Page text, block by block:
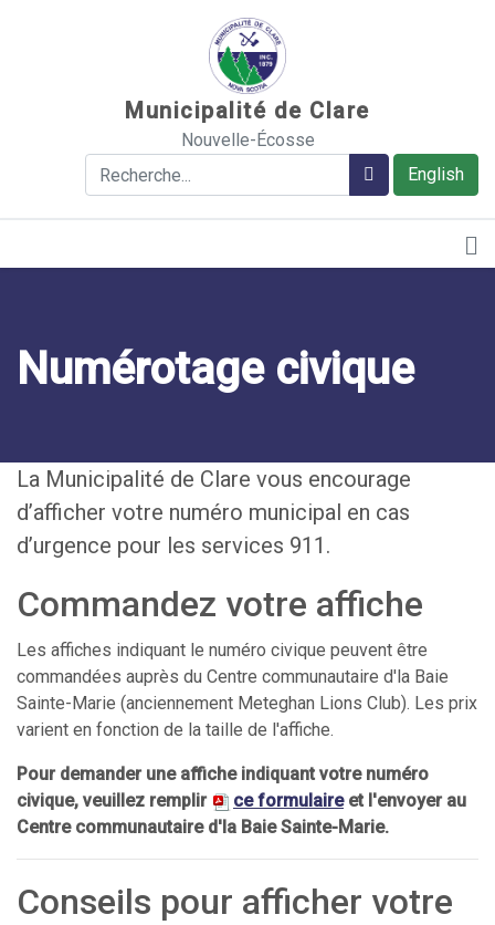
Municipalité de Clare
Nouvelle-Écosse
English
Rechercher Rechercher
Numérotage civique
La Municipalité de Clare vous encourage
d’afficher votre numéro municipal en cas
d’urgence pour les services 911.
Commandez votre affiche
Les affiches indiquant le numéro civique peuvent être
commandées auprès du Centre communautaire d'la Baie
Sainte-Marie (anciennement Meteghan Lions Club). Les prix
varient en fonction de la taille de l'affiche.
Pour demander une affiche indiquant votre numéro
civique, veuillez remplir
ce formulaireet l'envoyer au
Centre communautaire d'la Baie Sainte-Marie.
Conseils pour afficher votre